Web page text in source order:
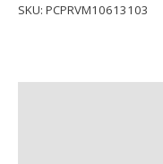
SKU: PCPRVM10613103